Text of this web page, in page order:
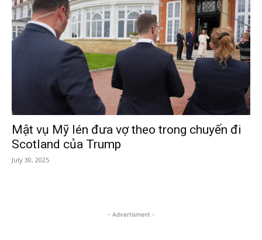
Mật vụ Mỹ lén đưa vợ theo trong chuyến đi
Scotland của Trump
July 30, 2025
- Advertisment -